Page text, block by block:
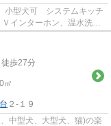
小型犬可 システムキッチ
インターホン、温水洗浄
徒歩27分
㎡
２-１９
中型犬、大型犬、猫)の楽